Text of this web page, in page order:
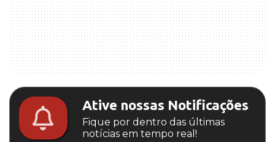
Ative nossas Notificações
Fique por dentro das últimas
notícias em tempo real!